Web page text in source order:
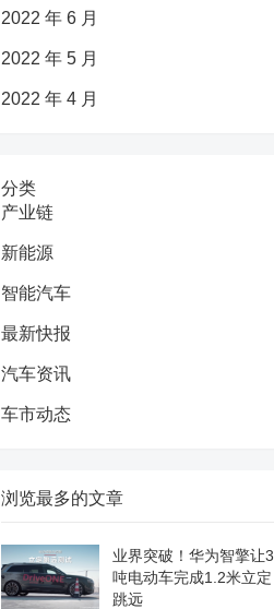
2022 年 6 月
2022 年 5 月
2022 年 4 月
分类
产业链
新能源
智能汽车
最新快报
汽车资讯
车市动态
浏览最多的文章
业界突破！华为智擎让3
吨电动车完成1.2米立定
跳远